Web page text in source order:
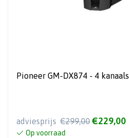
Pioneer GM-DX874 - 4
adviesprijs €299,00 €229,00
Op voorraad